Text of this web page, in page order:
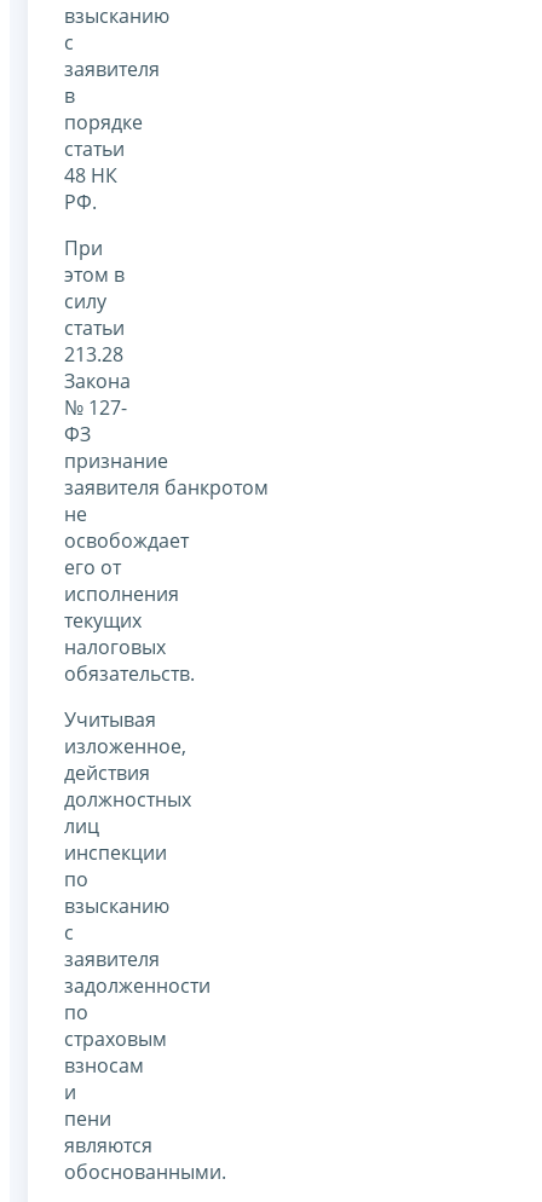
взысканию
с
заявителя
в
порядке
статьи
48 НК
РФ.
При
этом в
силу
статьи
213.28
Закона
№ 127-
ФЗ
признание
заявителя банкротом
не
освобождает
его от
исполнения
текущих
налоговых
обязательств.
Учитывая
изложенное,
действия
должностных
лиц
инспекции
по
взысканию
с
заявителя
задолженности
по
страховым
взносам
и
пени
являются
обоснованными.